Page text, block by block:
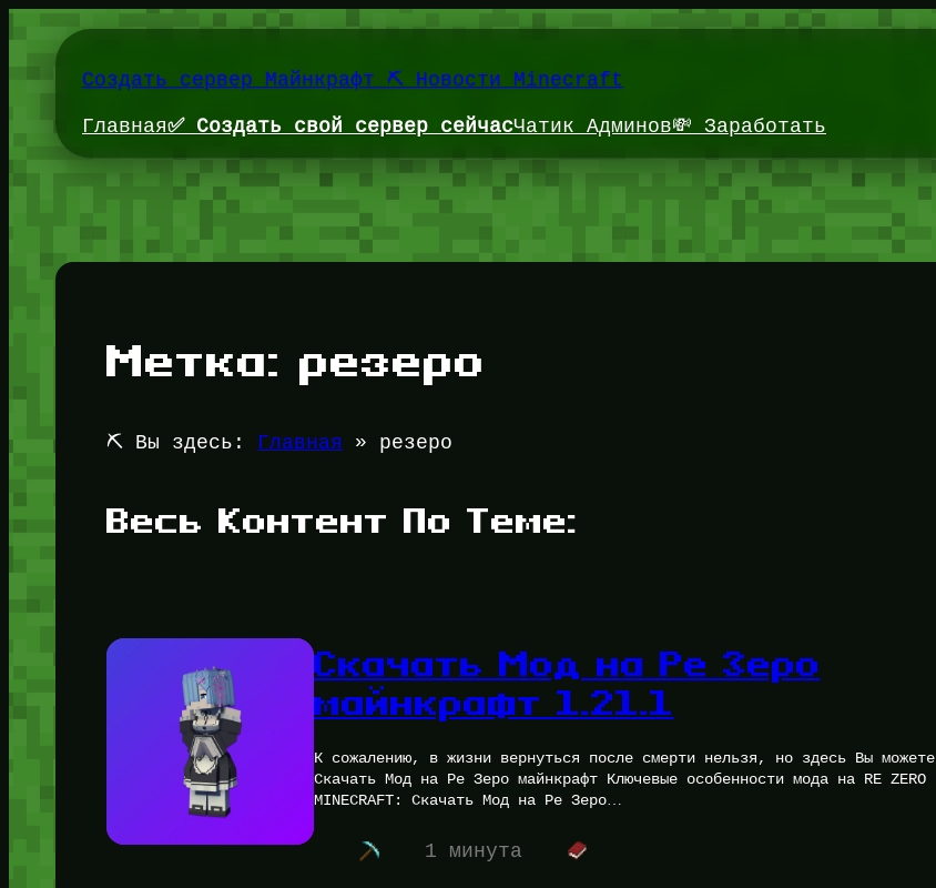
содержимомуСоздать сервер Майнкрафт ⛏️ Новости Minecraft
Главная✅ Создать свой сервер сейчасЧатик Админов💸 Заработать
Метка:резеро
⛏️ Вы здесь: Главная » резеро
Весь Контент По Теме:
Скачать Мод на Ре Зеро
майнкрафт 1.21.1
К сожалению, в жизни вернуться после смерти нельзя, но здесь Вы можете
Скачать Мод на Ре Зеро майнкрафт Ключевые особенности мода на RE ZERO
MINECRAFT: Скачать Мод на Ре Зеро…
1 минута